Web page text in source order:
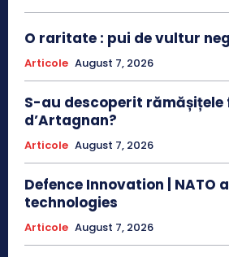
O raritate : pui de vultur
Articole August 7, 2026
S-au descoperit rămășițele
d’Artagnan?
Articole August 7, 2026
Defence Innovation | NATO
technologies
Articole August 7, 2026